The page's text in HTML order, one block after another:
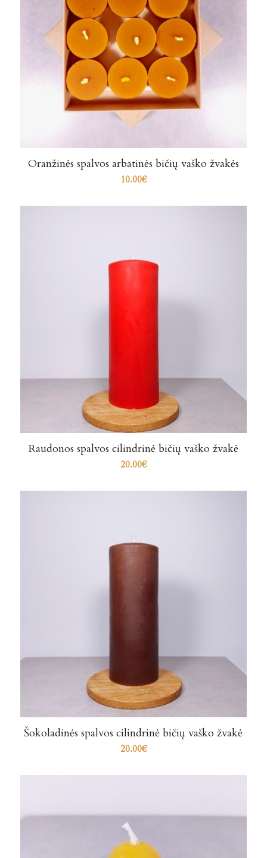
Oranžinės spalvos arbatinės bičių vaško žvakės
10.00€
Raudonos spalvos cilindrinė bičių vaško žvakė
20.00€
Šokoladinės spalvos cilindrinė bičių vaško žvakė
20.00€